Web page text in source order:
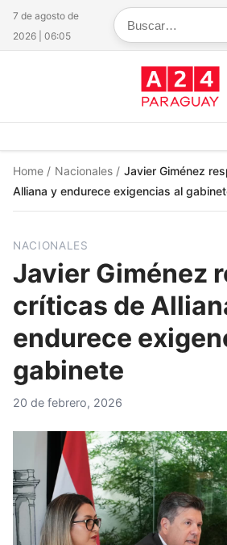
7 de agosto de
2026 | 06:05
Home / Nacionales / Javier Giménez
Alliana y endurece exigencias al
NACIONALES
Javier Giménez
críticas de
endurece
gabinete
20 de febrero, 2026